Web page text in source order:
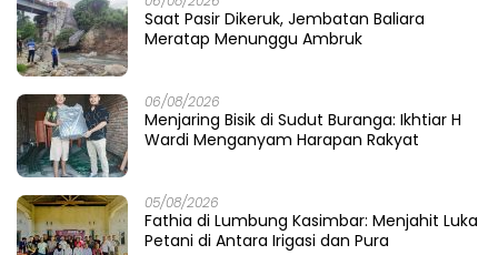
Saat Pasir Dikeruk, Jembatan Baliara
Meratap Menunggu Ambruk
06/08/2026
Menjaring Bisik di Sudut Buranga: Ikhtiar H
Wardi Menganyam Harapan Rakyat
05/08/2026
Fathia di Lumbung Kasimbar: Menjahit Luka
Petani di Antara Irigasi dan Pura